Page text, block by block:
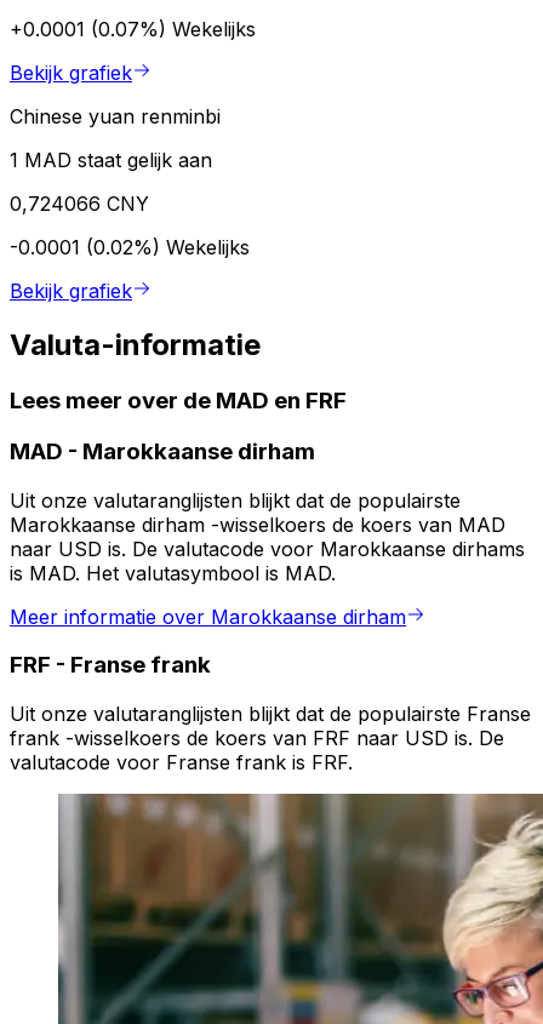
+0.0001 (0.07%) Wekelijks
Bekijk grafiek
Chinese yuan renminbi
1 MAD staat gelijk aan
0,724066 CNY
-0.0001 (0.02%) Wekelijks
Bekijk grafiek
Valuta-informatie
Lees meer over de MAD en FRF
MAD - Marokkaanse dirham
Uit onze valutaranglijsten blijkt dat de populairste
Marokkaanse dirham -wisselkoers de koers van MAD
naar USD is. De valutacode voor Marokkaanse dirhams
is MAD. Het valutasymbool is MAD.
Meer informatie over Marokkaanse dirham
FRF - Franse frank
Uit onze valutaranglijsten blijkt dat de populairste Franse
frank -wisselkoers de koers van FRF naar USD is. De
valutacode voor Franse frank is FRF.